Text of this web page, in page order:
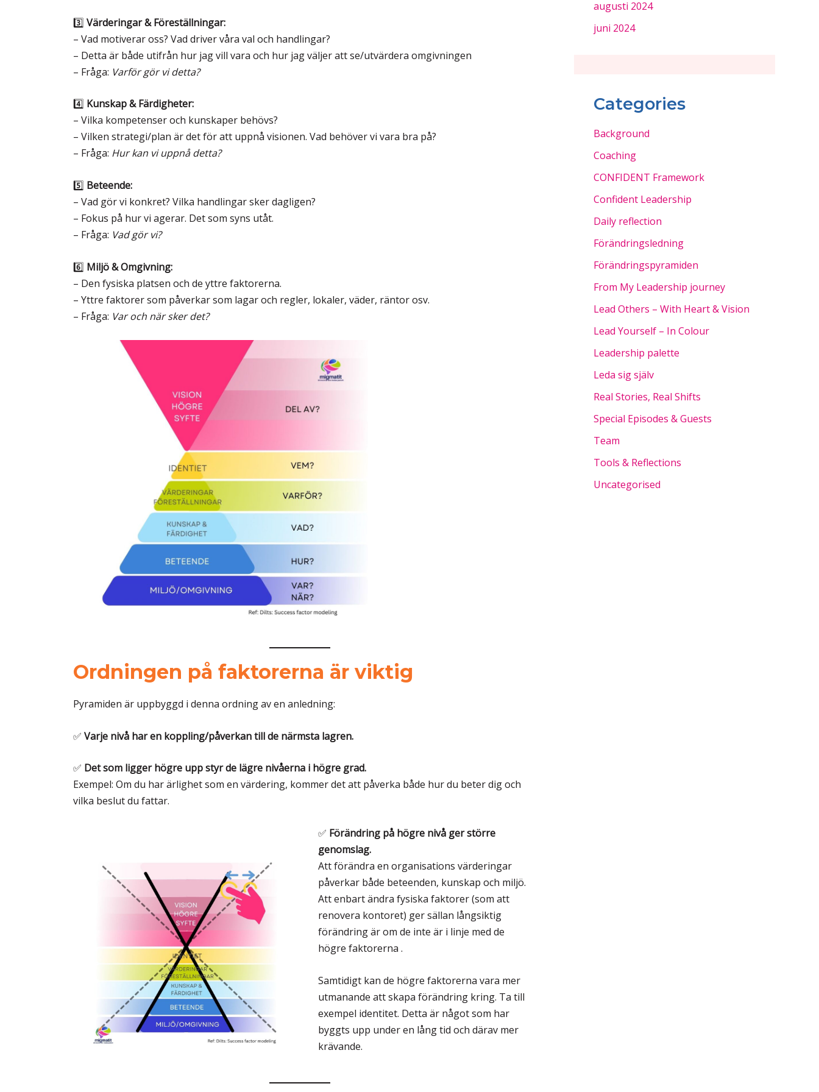
3️⃣ Värderingar & Föreställningar:
– Vad motiverar oss? Vad driver våra val och handlingar?
– Detta är både utifrån hur jag vill vara och hur jag väljer att se/utvärdera omgivningen
– Fråga: Varför gör vi detta?
4️⃣ Kunskap & Färdigheter:
– Vilka kompetenser och kunskaper behövs?
– Vilken strategi/plan är det för att uppnå visionen. Vad behöver vi vara bra på?
– Fråga: Hur kan vi uppnå detta?
5️⃣ Beteende:
– Vad gör vi konkret? Vilka handlingar sker dagligen?
– Fokus på hur vi agerar. Det som syns utåt.
– Fråga: Vad gör vi?
6️⃣ Miljö & Omgivning:
– Den fysiska platsen och de yttre faktorerna.
– Yttre faktorer som påverkar som lagar och regler, lokaler, väder, räntor osv.
– Fråga: Var och när sker det?
Ordningen på faktorerna är viktig
Pyramiden är uppbyggd i denna ordning av en anledning:
✅ Varje nivå har en koppling/påverkan till de närmsta lagren.
✅ Det som ligger högre upp styr de lägre nivåerna i högre grad.
Exempel: Om du har ärlighet som en värdering, kommer det att påverka både hur du beter dig och
vilka beslut du fattar.
✅ Förändring på högre nivå ger större
genomslag.
Att förändra en organisations värderingar
påverkar både beteenden, kunskap och miljö.
Att enbart ändra fysiska faktorer (som att
renovera kontoret) ger sällan långsiktig
förändring är om de inte är i linje med de
högre faktorerna .
Samtidigt kan de högre faktorerna vara mer
utmanande att skapa förändring kring. Ta till
exempel identitet. Detta är något som har
byggts upp under en lång tid och därav mer
krävande.
augusti 2024
juni 2024
Categories
Background
Coaching
CONFIDENT Framework
Confident Leadership
Daily reflection
Förändringsledning
Förändringspyramiden
From My Leadership journey
Lead Others – With Heart & Vision
Lead Yourself – In Colour
Leadership palette
Leda sig själv
Real Stories, Real Shifts
Special Episodes & Guests
Team
Tools & Reflections
Uncategorised